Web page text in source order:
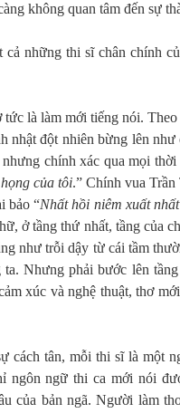
không quan tâm đến sự
những thi sĩ chân chính
là làm mới tiếng nói.
nhật đột nhiên bừng lên
chính xác qua mọi
của tôi.” Chính vua
bảo “Nhất hồi niêm xuất
ở tầng thứ nhất, tầng của
như trỗi dậy từ cái tầm
Nhưng phải bước lên
xúc và nghệ thuật, thơ
cách tân, mỗi thi sĩ là một
ngôn ngữ thi ca mới nói
của bản ngã. Người làm